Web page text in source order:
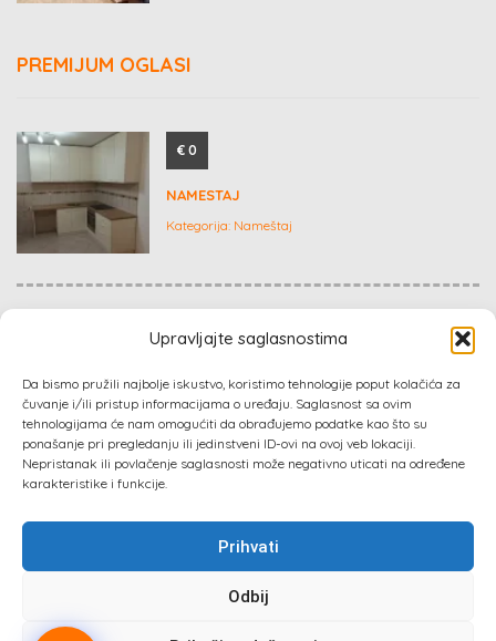
Upravljajte saglasnostima
Da bismo pružili najbolje iskustvo, koristimo tehnologije poput kolačića za
čuvanje i/ili pristup informacijama o uređaju. Saglasnost sa ovim
tehnologijama će nam omogućiti da obrađujemo podatke kao što su
ponašanje pri pregledanju ili jedinstveni ID-ovi na ovoj veb lokaciji.
Nepristanak ili povlačenje saglasnosti može negativno uticati na određene
karakteristike i funkcije.
Prihvati
Odbij
PREMIJUM OGLASI
€ 0
NAMESTAJ
Kategorija: Nameštaj
Kategorija: Građevinarstvo
Marketing & PR